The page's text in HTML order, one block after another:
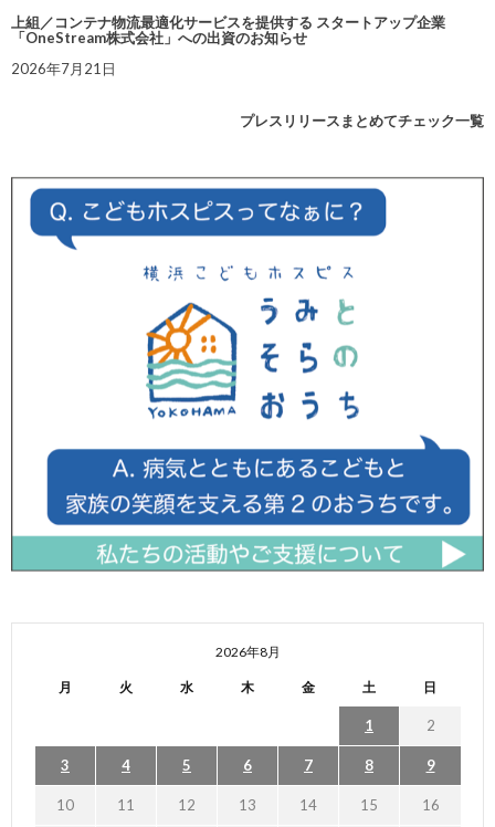
上組／コンテナ物流最適化サービスを提供する スタートアップ企業
「OneStream株式会社」への出資のお知らせ
2026年7月21日
プレスリリースまとめてチェック一覧
2026年8月
月 火 水 木 金 土 日
1 2
3 4 5 6 7 8 9
10 11 12 13 14 15 16